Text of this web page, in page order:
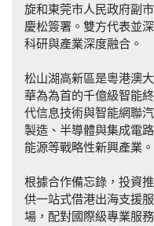
旋和東莞市人民政府副
慶松簽署。雙方代表並
科研與產業深度融合。
松山湖高新區是粵港澳
華為為首的千億級智能
代信息技術與智能網聯
製造、半導體與集成電
能源等戰略性新興產業。
根據合作備忘錄，投資
供一站式借港出海支援
場，配對國際級專業服